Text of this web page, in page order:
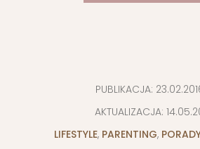
PUBLIKACJA:
AKTUALIZACJA:
LIFESTYLE, PARENTING,